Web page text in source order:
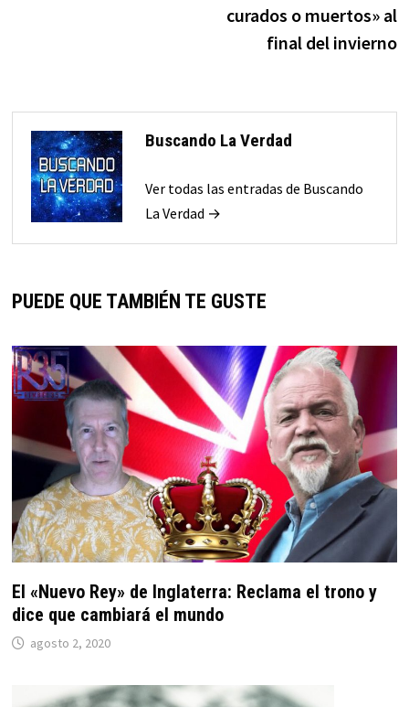
curados o muertos» al
final del invierno
Buscando La Verdad
Ver todas las entradas de Buscando
La Verdad →
PUEDE QUE TAMBIÉN TE GUSTE
El «Nuevo Rey» de Inglaterra: Reclama el trono y
dice que cambiará el mundo
agosto 2, 2020